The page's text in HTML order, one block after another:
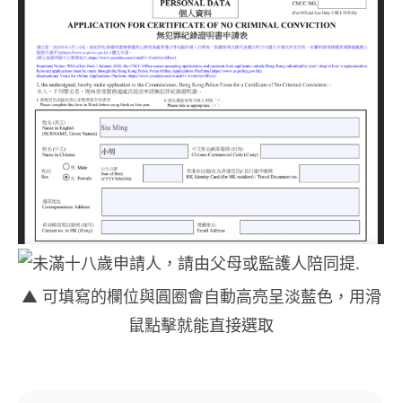
▲ 可填寫的欄位與圓圈會自動高亮呈淡藍色，用滑
鼠點擊就能直接選取